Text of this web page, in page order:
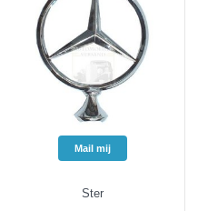
Mail mij
Ster